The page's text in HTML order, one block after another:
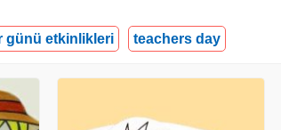
günü etkinlikleri teachers day